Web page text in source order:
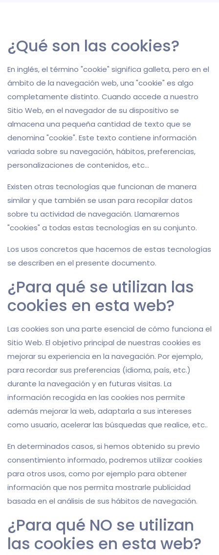
¿Qué son las cookies?
En inglés, el término "cookie" significa galleta, pero en el
ámbito de la navegación web, una "cookie" es algo
completamente distinto. Cuando accede a nuestro
Sitio Web, en el navegador de su dispositivo se
almacena una pequeña cantidad de texto que se
denomina "cookie". Este texto contiene información
variada sobre su navegación, hábitos, preferencias,
personalizaciones de contenidos, etc…
Existen otras tecnologías que funcionan de manera
similar y que también se usan para recopilar datos
sobre tu actividad de navegación. Llamaremos
"cookies" a todas estas tecnologías en su conjunto.
Los usos concretos que hacemos de estas tecnologías
se describen en el presente documento.
¿Para qué se utilizan las
cookies en esta web?
Las cookies son una parte esencial de cómo funciona el
Sitio Web. El objetivo principal de nuestras cookies es
mejorar su experiencia en la navegación. Por ejemplo,
para recordar sus preferencias (idioma, país, etc.)
durante la navegación y en futuras visitas. La
información recogida en las cookies nos permite
además mejorar la web, adaptarla a sus intereses
como usuario, acelerar las búsquedas que realice, etc..
En determinados casos, si hemos obtenido su previo
consentimiento informado, podremos utilizar cookies
para otros usos, como por ejemplo para obtener
información que nos permita mostrarle publicidad
basada en el análisis de sus hábitos de navegación.
¿Para qué NO se utilizan
las cookies en esta web?